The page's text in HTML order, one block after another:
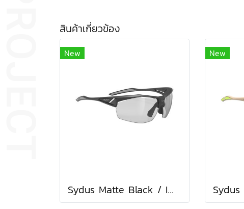
สินค้าเกี่ยวข้อง
New
Sydus Matte Black / ImpactX Photochromic 2 Black
New